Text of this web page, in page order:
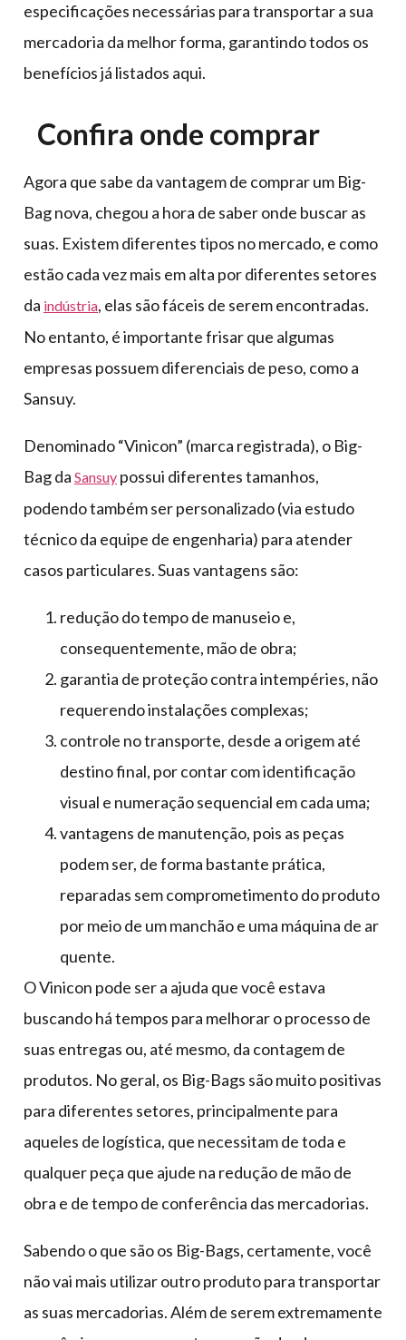
especificações necessárias para transportar a sua
mercadoria da melhor forma, garantindo todos os
benefícios já listados aqui.
Confira onde comprar
Agora que sabe da vantagem de comprar um Big-
Bag nova, chegou a hora de saber onde buscar as
suas. Existem diferentes tipos no mercado, e como
estão cada vez mais em alta por diferentes setores
da indústria, elas são fáceis de serem encontradas.
No entanto, é importante frisar que algumas
empresas possuem diferenciais de peso, como a
Sansuy.
Denominado “Vinicon” (marca registrada), o Big-
Bag da Sansuy possui diferentes tamanhos,
podendo também ser personalizado (via estudo
técnico da equipe de engenharia) para atender
casos particulares. Suas vantagens são:
redução do tempo de manuseio e,
consequentemente, mão de obra;
garantia de proteção contra intempéries, não
requerendo instalações complexas;
controle no transporte, desde a origem até
destino final, por contar com identificação
visual e numeração sequencial em cada uma;
vantagens de manutenção, pois as peças
podem ser, de forma bastante prática,
reparadas sem comprometimento do produto
por meio de um manchão e uma máquina de ar
quente.
O Vinicon pode ser a ajuda que você estava
buscando há tempos para melhorar o processo de
suas entregas ou, até mesmo, da contagem de
produtos. No geral, os Big-Bags são muito positivas
para diferentes setores, principalmente para
aqueles de logística, que necessitam de toda e
qualquer peça que ajude na redução de mão de
obra e de tempo de conferência das mercadorias.
Sabendo o que são os Big-Bags, certamente, você
não vai mais utilizar outro produto para transportar
as suas mercadorias. Além de serem extremamente